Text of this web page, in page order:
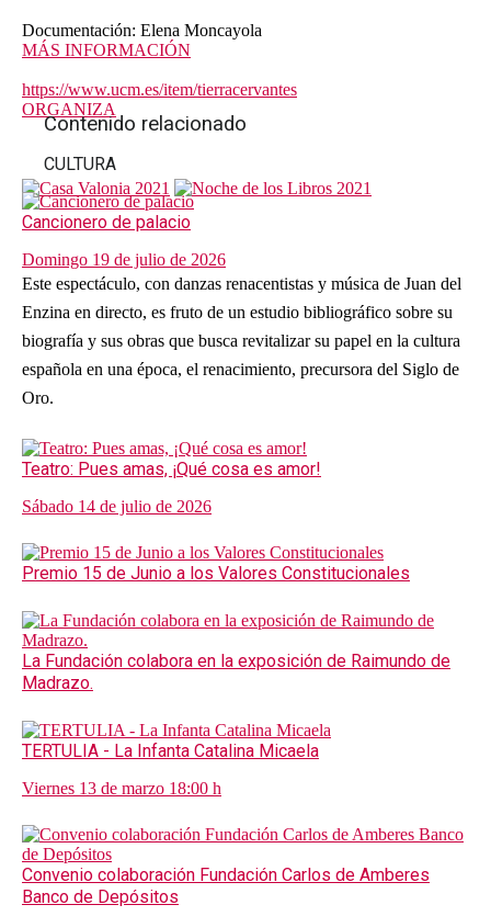
Documentación: Elena Moncayola
MÁS INFORMACIÓN
https://www.ucm.es/item/tierracervantes
ORGANIZA
Contenido relacionado
CULTURA
Cancionero de palacio
Domingo 19 de julio de 2026
Este espectáculo, con danzas renacentistas y música de Juan del
Enzina en directo, es fruto de un estudio bibliográfico sobre su
biografía y sus obras que busca revitalizar su papel en la cultura
española en una época, el renacimiento, precursora del Siglo de
Oro.
Teatro: Pues amas, ¡Qué cosa es amor!
Sábado 14 de julio de 2026
Premio 15 de Junio a los Valores Constitucionales
La Fundación colabora en la exposición de Raimundo de
Madrazo.
TERTULIA - La Infanta Catalina Micaela
Viernes 13 de marzo 18:00 h
Convenio colaboración Fundación Carlos de Amberes
Banco de Depósitos